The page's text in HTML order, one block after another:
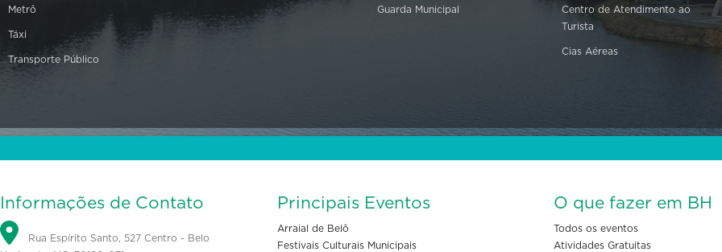
Metrô
Táxi
Transporte Público
Guarda Municipal
Centro de Atendimento ao
Turista
Cias Aéreas
Informações de Contato
Rua Espírito Santo, 527 Centro - Belo
Principais Eventos
Arraial de Belô
Festivais Culturais Municipais
O que fazer em BH
Todos os eventos
Atividades Gratuitas